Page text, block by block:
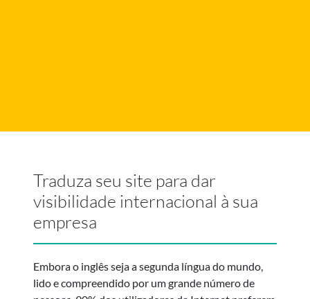
Traduza seu site para dar
visibilidade internacional à sua
empresa
Embora o inglês seja a segunda língua do mundo,
lido e compreendido por um grande número de